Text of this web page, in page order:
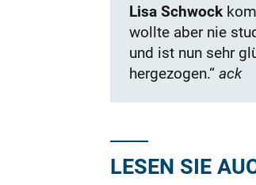
Lisa Schwock
wollte aber nie
und ist nun sehr
hergezogen.“ack
LESEN SIE